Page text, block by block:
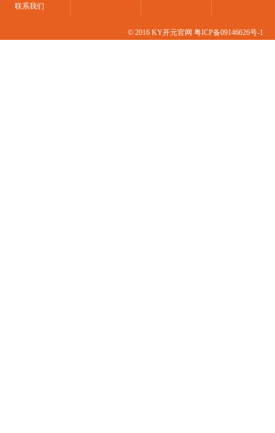
联系我们
© 2016 KY开元官网粤ICP备09146626号-1